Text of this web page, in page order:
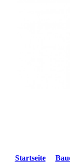
Startseite